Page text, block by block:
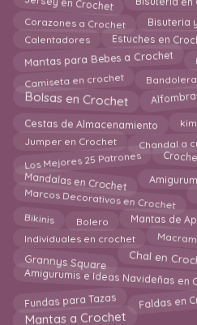
Corazones a Crochet
Bisuteria
Calentadores
Estuches en
Mantas para Bebes a Crochet
Camiseta en crochet
Bolsas en Crochet
Cestas de Almacenamiento
Jumper en Crochet Chandal a
Los Mejores 25 Patrones
Mandalas en Crochet
Marcos Decorativos en Crochet
Bikinis Bolero Mantas de
Individuales en crochet
Grannys Square Chal en
Amigurumis e Ideas Navideñas en
Fundas para Tazas Faldas en